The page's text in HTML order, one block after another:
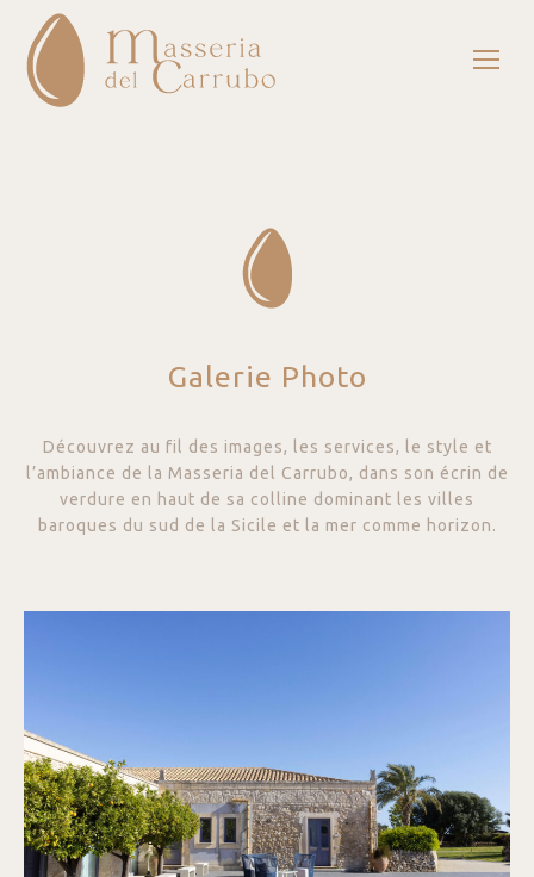
Galerie Photo
Découvrez au fil des images, les services, le style et
l’ambiance de la Masseria del Carrubo, dans son écrin de
verdure en haut de sa colline dominant les villes
baroques du sud de la Sicile et la mer comme horizon.